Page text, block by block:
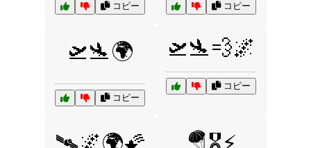
コピー コピー
🛫🛬🌍
コピー
🛫🛬💨🌌
コピー